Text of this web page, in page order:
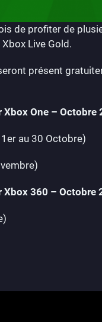
de profiter de
Live Gold.
présent
One – Octobre
au 30 Octobre)
Xbox 360 – Octobre